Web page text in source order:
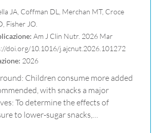
JA, Coffman DL, Merchan MT, Croce
Fisher JO.
Am J Clin Nutr. 2026 Mar
doi.org/10.1016/j.ajcnut.2026.101272
2026
Children consume more added
with snacks a major
To determine the effects of
to lower-sugar snacks,…